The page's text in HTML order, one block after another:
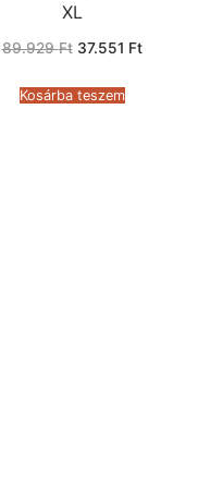
XL
89.929Ft Original
89.929 Ft.
37.551 FtCurrent
Kosárba teszem